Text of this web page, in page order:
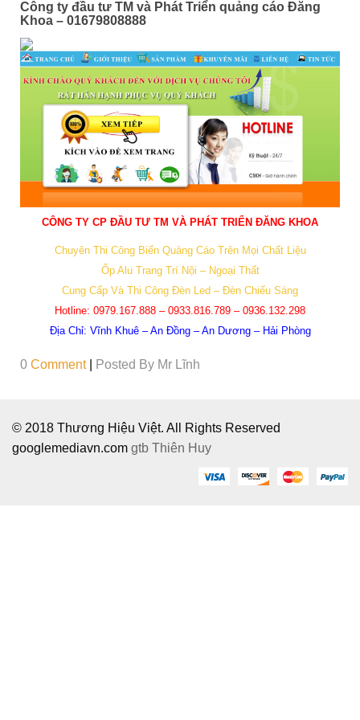
Công ty đầu tư TM và Phát Triển quảng cáo Đăng
Khoa – 01679808888
CÔNG TY CP ĐẦU TƯ TM VÀ PHÁT TRIỂN ĐĂNG KHOA
Chuyên Thi Công Biển Quảng Cáo Trên Mọi Chất Liệu
Ốp Alu Trang Trí Nội – Ngoại Thất
Cung Cấp Và Thi Công Đèn Led – Đèn Chiếu Sáng
Hotline: 0979.167.888 – 0933.816.789 – 0936.132.298
Địa Chỉ: Vĩnh Khuê – An Đồng – An Dương – Hải Phòng
0 Comment Posted By Mr Lĩnh
© 2018 Thương Hiệu Việt. All Rights Reserved
googlemediavn.com gtb Thiên Huy